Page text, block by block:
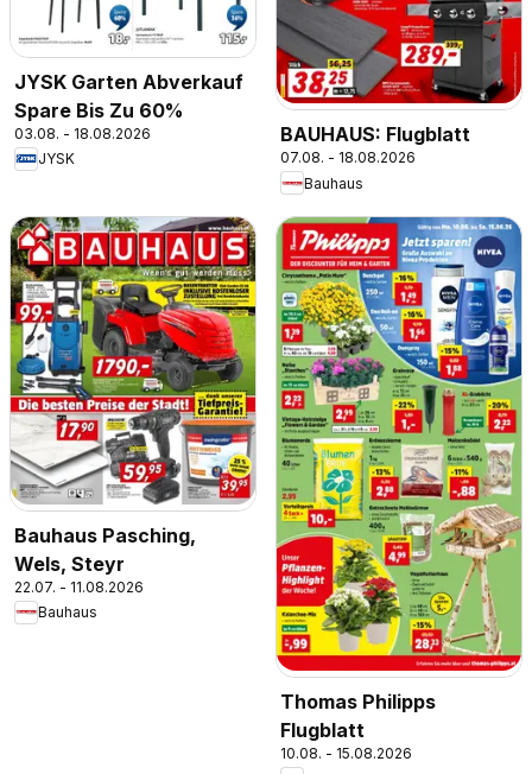
JYSK Garten Abverkauf
Spare Bis Zu 60%
03.08. - 18.08.2026
JYSK
BAUHAUS: Flugblatt
07.08. - 18.08.2026
Bauhaus
Bauhaus Pasching,
Wels, Steyr
22.07. - 11.08.2026
Bauhaus
Thomas Philipps
Flugblatt
10.08. - 15.08.2026